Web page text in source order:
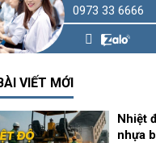
0973 33 6666
VIẾT MỚI
Nhiệt
nhựa